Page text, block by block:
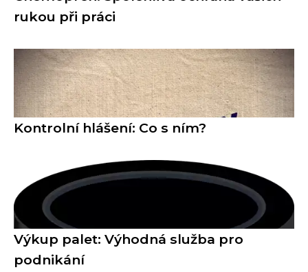
rukou při práci
Kontrolní hlášení: Co s ním?
Výkup palet: Výhodná služba pro
podnikání